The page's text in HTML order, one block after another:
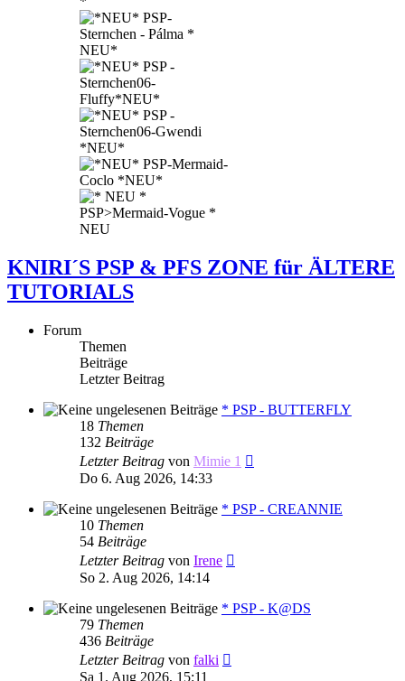
KNIRI´S PSP & PFS ZONE für ÄLTERE
TUTORIALS
Forum
Themen
Beiträge
Letzter Beitrag
* PSP - BUTTERFLY
18 Themen
132 Beiträge
Letzter Beitrag von Mimie 1
Do 6. Aug 2026, 14:33
* PSP - CREANNIE
10 Themen
54 Beiträge
Letzter Beitrag von Irene
So 2. Aug 2026, 14:14
* PSP - K@DS
79 Themen
436 Beiträge
Letzter Beitrag von falki
Sa 1. Aug 2026, 15:11